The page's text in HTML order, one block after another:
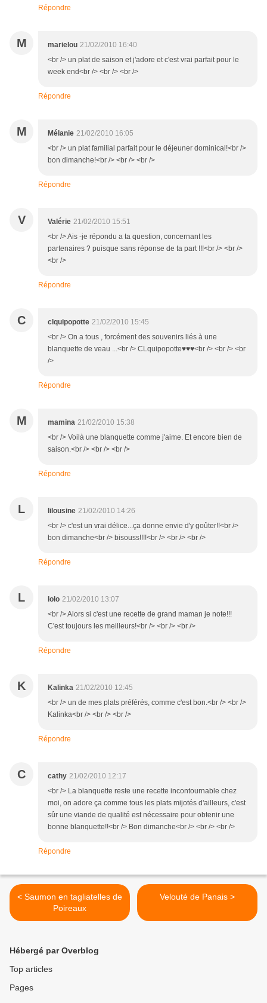
Répondre
M marielou 21/02/2010 16:40
<br /> un plat de saison et j'adore et c'est vrai parfait pour le
week end<br /> <br /> <br />
Répondre
M Mélanie 21/02/2010 16:05
<br /> un plat familial parfait pour le déjeuner dominical!<br />
bon dimanche!<br /> <br /> <br />
Répondre
V Valérie 21/02/2010 15:51
<br /> Ais -je répondu a ta question, concernant les
partenaires ? puisque sans réponse de ta part !!!<br /> <br />
<br />
Répondre
C clquipopotte 21/02/2010 15:45
<br /> On a tous , forcément des souvenirs liés à une
blanquette de veau ...<br /> CLquipopotte♥♥♥<br /> <br /> <br
/>
Répondre
M mamina 21/02/2010 15:38
<br /> Voilà une blanquette comme j'aime. Et encore bien de
saison.<br /> <br /> <br />
Répondre
L lilousine 21/02/2010 14:26
<br /> c'est un vrai délice...ça donne envie d'y goûter!!<br />
bon dimanche<br /> bisouss!!!!<br /> <br /> <br />
Répondre
L lolo 21/02/2010 13:07
<br /> Alors si c'est une recette de grand maman je note!!!
C'est toujours les meilleurs!<br /> <br /> <br />
Répondre
K Kalinka 21/02/2010 12:45
<br /> un de mes plats préférés, comme c'est bon.<br /> <br />
Kalinka<br /> <br /> <br />
Répondre
C cathy 21/02/2010 12:17
<br /> La blanquette reste une recette incontournable chez
moi, on adore ça comme tous les plats mijotés d'ailleurs, c'est
sûr une viande de qualité est nécessaire pour obtenir une
bonne blanquette!!<br /> Bon dimanche<br /> <br /> <br />
Répondre
< Saumon en tagliatelles de
Poireaux
Velouté de Panais >
Hébergé par Overblog
Top articles
Pages